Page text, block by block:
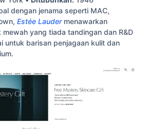
dengan jenama seperti MAC,
Estée Laudermenawarkan
yang tiada tandingan dan R&D
untuk barisan penjagaan kulit dan